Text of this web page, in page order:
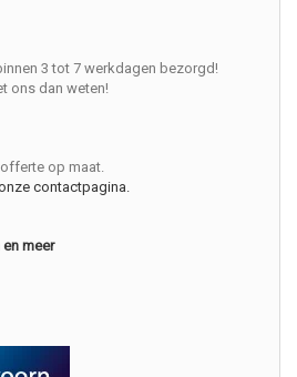
3 tot 7 werkdagen bezorgd!
ons dan weten!
op maat.
contactpagina.
meer